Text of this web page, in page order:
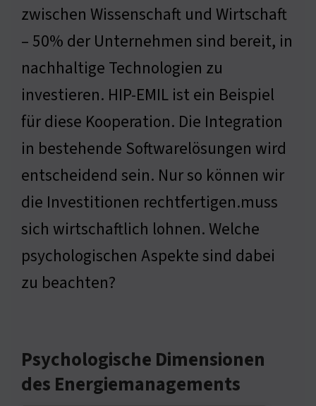
zwischen Wissenschaft und Wirtschaft
– 50% der Unternehmen sind bereit, in
nachhaltige Technologien zu
investieren. HIP-EMIL ist ein Beispiel
für diese Kooperation. Die Integration
in bestehende Softwarelösungen wird
entscheidend sein. Nur so können wir
die Investitionen rechtfertigen.muss
sich wirtschaftlich lohnen. Welche
psychologischen Aspekte sind dabei
zu beachten?
Psychologische Dimensionen
des Energiemanagements